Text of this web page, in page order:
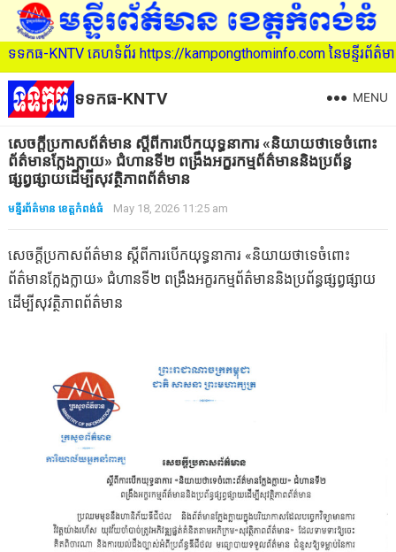
គេហទំព័រ https://kampongthominfo.com នៃមន្ទីរព័ត៌មាន ខេត្ត
ទទកធ-KNTV MENU
សេចក្តីប្រកាសព័ត៌មាន ស្តីពីការបើកយុទ្ធនាការ «និយាយថាទេចំពោះ
ព័ត៌មានក្លែងក្លាយ» ជំហានទី២ ពង្រឹងអក្ខរកម្មព័ត៌មាននិងប្រព័ន្ធ
ផ្សព្វផ្សាយដើម្បីសុវត្ថិភាពព័ត៌មាន
មន្ទីរព័ត៌មាន ខេត្តកំពង់ធំ May 18, 2026 11:25 am
សេចក្តីប្រកាសព័ត៌មាន ស្តីពីការបើកយុទ្ធនាការ «និយាយថាទេចំពោះ
ព័ត៌មានក្លែងក្លាយ» ជំហានទី២ ពង្រឹងអក្ខរកម្មព័ត៌មាននិងប្រព័ន្ធផ្សព្វផ្សាយ
ដើម្បីសុវត្ថិភាពព័ត៌មាន